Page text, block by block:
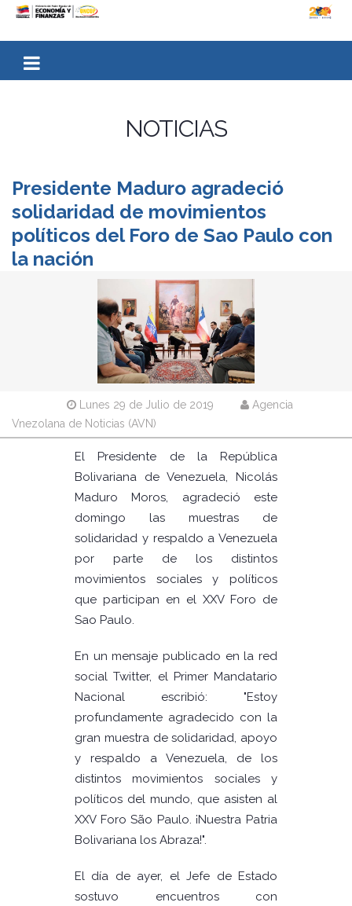
NOTICIAS
Presidente Maduro agradeció
solidaridad de movimientos
políticos del Foro de Sao Paulo con
la nación
Lunes 29 de Julio de 2019
Agencia
Vnezolana de Noticias (AVN)
El Presidente de la República
Bolivariana de Venezuela, Nicolás
Maduro Moros, agradeció este
domingo las muestras de
solidaridad y respaldo a Venezuela
por parte de los distintos
movimientos sociales y políticos
que participan en el XXV Foro de
Sao Paulo.
En un mensaje publicado en la red
social Twitter, el Primer Mandatario
Nacional escribió: "Estoy
profundamente agradecido con la
gran muestra de solidaridad, apoyo
y respaldo a Venezuela, de los
distintos movimientos sociales y
políticos del mundo, que asisten al
XXV Foro São Paulo. ¡Nuestra Patria
Bolivariana los Abraza!".
El día de ayer, el Jefe de Estado
sostuvo encuentros con